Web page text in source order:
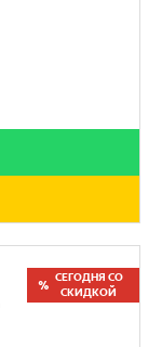
СЕГОДНЯ СО
СКИДКОЙ